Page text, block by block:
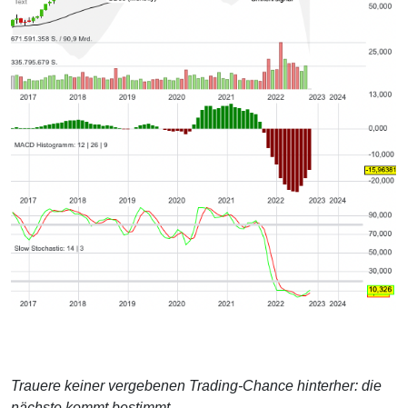
Trauere keiner vergebenen Trading-Chance hinterher: die